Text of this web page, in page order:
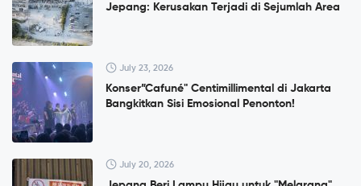
Jepang: Kerusakan Terjadi di Sejumlah Area
July 23, 2026
Konser”Cafuné" Centimillimental di Jakarta
Bangkitkan Sisi Emosional Penonton!
July 20, 2026